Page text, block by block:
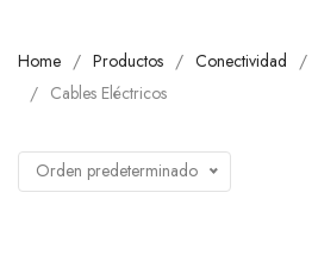
Home Productos Conectividad
Cables Eléctricos
Orden predeterminado